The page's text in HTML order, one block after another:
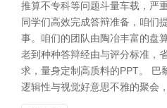
推算不专科等问题斗量车载，严
同学们高效完成答辩准备，咱们
事。咱们的团队由陶冶丰富的盘
老到种种答辩经由与评分标准，
求，量身定制高质料的PPT。 巴
逻辑性与视觉好意思不雅的聚会